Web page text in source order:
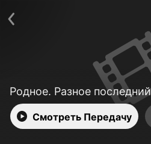
Родное. Разное
Смотреть Передачу
Пользовательское
Политика конфиденциальности
Открыть приложение
Ввести
Бесплатные